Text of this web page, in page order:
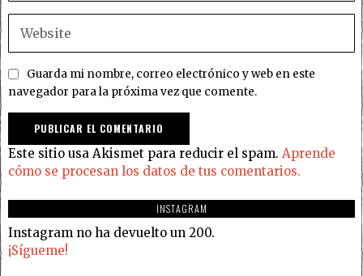
Guarda mi nombre, correo electrónico y web en este
navegador para la próxima vez que comente.
Este sitio usa Akismet para reducir el spam. Aprende
cómo se procesan los datos de tus comentarios.
INSTAGRAM
Instagram no ha devuelto un 200.
¡Sígueme!